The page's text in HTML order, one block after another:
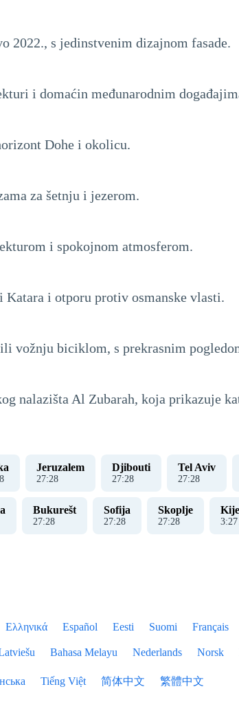
2022., s jedinstvenim dizajnom fasade.
i domaćin međunarodnim
Dohe i okolicu.
za šetnju i jezerom.
i spokojnom atmosferom.
i otporu protiv osmanske vlasti.
vožnju biciklom, s prekrasnim
nalazišta Al Zubarah, koja prikazuje
Jeruzalem
27:29
Djibouti
27:29
Tel Aviv
27:29
Bukurešt
27:29
Sofija
27:29
Skoplje
27:29 3:27
Ελληνικά Español Eesti Suomi Français
Bahasa Melayu Nederlands Norsk
Tiếng Việt 简体中文 繁體中文